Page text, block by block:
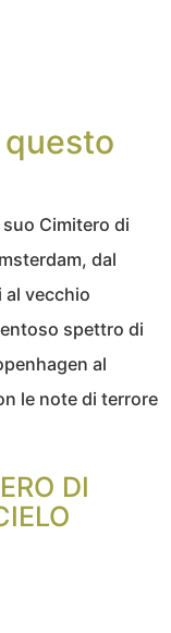
Cimitero di
dal
al vecchio
spettro di
al
le note di terrore
DI